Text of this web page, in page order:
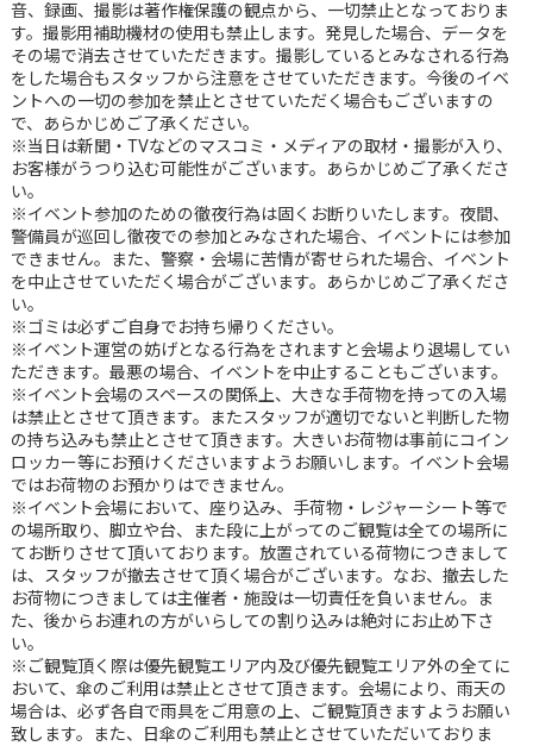
音、録画、撮影は著作権保護の観点から、一切禁止となっておりま
す。撮影用補助機材の使用も禁止します。発見した場合、データを
その場で消去させていただきます。撮影しているとみなされる行為
をした場合もスタッフから注意をさせていただきます。今後のイベ
ントへの一切の参加を禁止とさせていただく場合もございますの
で、あらかじめご了承ください。
※当日は新聞・TVなどのマスコミ・メディアの取材・撮影が入り、
お客様がうつり込む可能性がございます。あらかじめご了承くださ
い。
※イベント参加のための徹夜行為は固くお断りいたします。夜間、
警備員が巡回し徹夜での参加とみなされた場合、イベントには参加
できません。また、警察・会場に苦情が寄せられた場合、イベント
を中止させていただく場合がございます。あらかじめご了承くださ
い。
※ゴミは必ずご自身でお持ち帰りください。
※イベント運営の妨げとなる行為をされますと会場より退場してい
ただきます。最悪の場合、イベントを中止することもございます。
※イベント会場のスペースの関係上、大きな手荷物を持っての入場
は禁止とさせて頂きます。またスタッフが適切でないと判断した物
の持ち込みも禁止とさせて頂きます。大きいお荷物は事前にコイン
ロッカー等にお預けくださいますようお願いします。イベント会場
ではお荷物のお預かりはできません。
※イベント会場において、座り込み、手荷物・レジャーシート等で
の場所取り、脚立や台、また段に上がってのご観覧は全ての場所に
てお断りさせて頂いております。放置されている荷物につきまして
は、スタッフが撤去させて頂く場合がございます。なお、撤去した
お荷物につきましては主催者・施設は一切責任を負いません。ま
た、後からお連れの方がいらしての割り込みは絶対にお止め下さ
い。
※ご観覧頂く際は優先観覧エリア内及び優先観覧エリア外の全てに
おいて、傘のご利用は禁止とさせて頂きます。会場により、雨天の
場合は、必ず各自で雨具をご用意の上、ご観覧頂きますようお願い
致します。また、日傘のご利用も禁止とさせていただいておりま